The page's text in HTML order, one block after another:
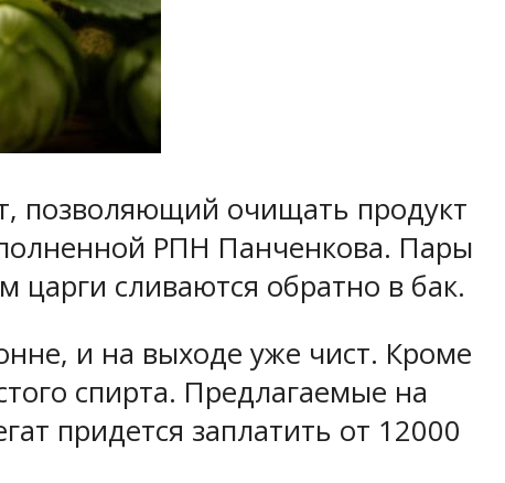
позволяющий очищать продукт
РПН Панченкова. Пары
царги сливаются обратно в бак.
и на выходе уже чист. Кроме
спирта. Предлагаемые на
придется заплатить от 12000